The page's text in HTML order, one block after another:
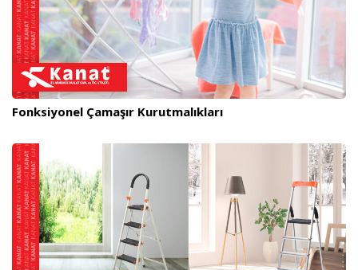
Fonksiyonel Çamaşır Kurutmalıkları